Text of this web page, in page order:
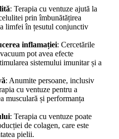
: Terapia cu ventuze ajută la
prin îmbunătățirea
limfei în țesutul conjunctiv
inflamației: Cercetările
pot avea efecte
sistemului imunitar și a
: Anumite persoane, inclusiv
cu ventuze pentru a
musculară și performanța
: Terapia cu ventuze poate
de colagen, care este
pielii.